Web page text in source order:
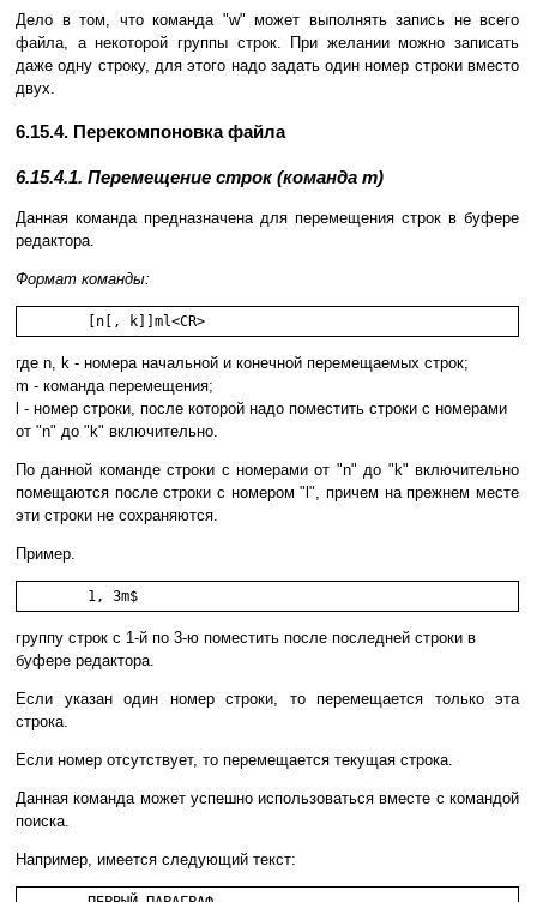
Дело в том, что команда "w" может выполнять запись не всего
файла, а некоторой группы строк. При желании можно записать
даже одну строку, для этого надо задать один номер строки вместо
двух.
6.15.4. Перекомпоновка файла
6.15.4.1. Перемещение строк (команда m)
Данная команда предназначена для перемещения строк в буфере
редактора.
Формат команды:
	[n[, k]]ml<CR>
где n, k - номера начальной и конечной перемещаемых строк;
m - команда перемещения;
l - номер строки, после которой надо поместить строки с номерами
от "n" до "k" включительно.
По данной команде строки с номерами от "n" до "k" включительно
помещаются после строки с номером "l", причем на прежнем месте
эти строки не сохраняются.
Пример.
	1, 3m$
группу строк с 1-й по 3-ю поместить после последней строки в
буфере редактора.
Если указан один номер строки, то перемещается только эта
строка.
Если номер отсутствует, то перемещается текущая строка.
Данная команда может успешно использоваться вместе с командой
поиска.
Например, имеется следующий текст: